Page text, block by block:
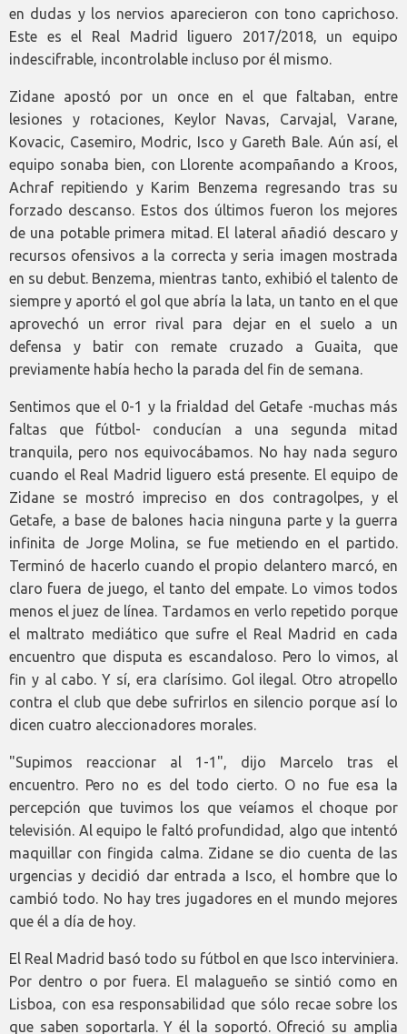
en dudas y los nervios aparecieron con tono caprichoso.
Este es el Real Madrid liguero 2017/2018, un equipo
indescifrable, incontrolable incluso por él mismo.
Zidane apostó por un once en el que faltaban, entre
lesiones y rotaciones, Keylor Navas, Carvajal, Varane,
Kovacic, Casemiro, Modric, Isco y Gareth Bale. Aún así, el
equipo sonaba bien, con Llorente acompañando a Kroos,
Achraf repitiendo y Karim Benzema regresando tras su
forzado descanso. Estos dos últimos fueron los mejores
de una potable primera mitad. El lateral añadió descaro y
recursos ofensivos a la correcta y seria imagen mostrada
en su debut. Benzema, mientras tanto, exhibió el talento de
siempre y aportó el gol que abría la lata, un tanto en el que
aprovechó un error rival para dejar en el suelo a un
defensa y batir con remate cruzado a Guaita, que
previamente había hecho la parada del fin de semana.
Sentimos que el 0-1 y la frialdad del Getafe -muchas más
faltas que fútbol- conducían a una segunda mitad
tranquila, pero nos equivocábamos. No hay nada seguro
cuando el Real Madrid liguero está presente. El equipo de
Zidane se mostró impreciso en dos contragolpes, y el
Getafe, a base de balones hacia ninguna parte y la guerra
infinita de Jorge Molina, se fue metiendo en el partido.
Terminó de hacerlo cuando el propio delantero marcó, en
claro fuera de juego, el tanto del empate. Lo vimos todos
menos el juez de línea. Tardamos en verlo repetido porque
el maltrato mediático que sufre el Real Madrid en cada
encuentro que disputa es escandaloso. Pero lo vimos, al
fin y al cabo. Y sí, era clarísimo. Gol ilegal. Otro atropello
contra el club que debe sufrirlos en silencio porque así lo
dicen cuatro aleccionadores morales.
"Supimos reaccionar al 1-1", dijo Marcelo tras el
encuentro. Pero no es del todo cierto. O no fue esa la
percepción que tuvimos los que veíamos el choque por
televisión. Al equipo le faltó profundidad, algo que intentó
maquillar con fingida calma. Zidane se dio cuenta de las
urgencias y decidió dar entrada a Isco, el hombre que lo
cambió todo. No hay tres jugadores en el mundo mejores
que él a día de hoy.
El Real Madrid basó todo su fútbol en que Isco interviniera.
Por dentro o por fuera. El malagueño se sintió como en
Lisboa, con esa responsabilidad que sólo recae sobre los
que saben soportarla. Y él la soportó. Ofreció su amplia